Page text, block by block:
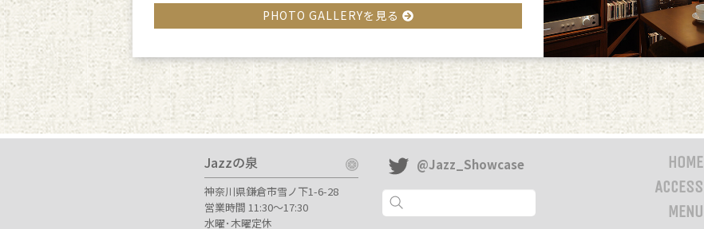
PHOTO GALLERYを見る
Jazzの泉
神奈川県鎌倉市雪ノ下1-6-28
営業時間 11:30～17:30
水曜･木曜定休
@Jazz_Showcase
HOME
ACCESS
MENU